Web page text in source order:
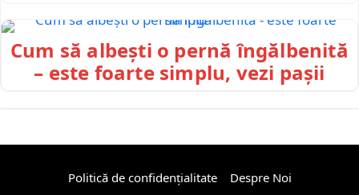
Cum să albești o pernă îngălbenită
– este foarte simplu, vezi pașii
Politică de confidențialitate
Despre Noi